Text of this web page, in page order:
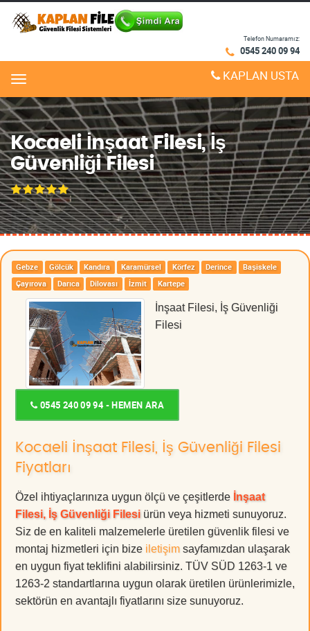
Telefon Numaramız:
0545 240 09 94
Menu KAPLAN USTA
Kocaeli İnşaat Filesi, İş
Güvenliği Filesi
Gebze Gölcük Kandıra Karamürsel Körfez Derince
Başiskele
Çayırova
Darıca Dilovası İzmit Kartepe
İnşaat Filesi, İş Güvenliği
Filesi
0545 240 09 94 - HEMEN ARA
Kocaeli İnşaat Filesi, İş Güvenliği Filesi
Fiyatları
Özel ihtiyaçlarınıza uygun ölçü ve çeşitlerde İnşaat
Filesi, İş Güvenliği Filesi ürün veya hizmeti sunuyoruz.
Siz de en kaliteli malzemelerle üretilen güvenlik filesi ve
montaj hizmetleri için bize iletişim sayfamızdan ulaşarak
en uygun fiyat teklifini alabilirsiniz. TÜV SÜD 1263-1 ve
1263-2 standartlarına uygun olarak üretilen ürünlerimizle,
sektörün en avantajlı fiyatlarını size sunuyoruz.